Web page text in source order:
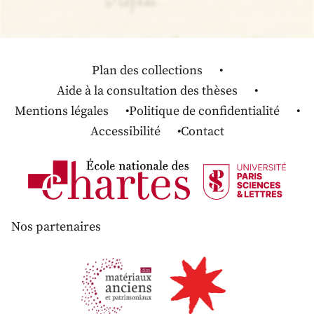
Plan des collections
Aide à la consultation des thèses
Mentions légales
Politique de confidentialité
Accessibilité
Contact
Nos partenaires